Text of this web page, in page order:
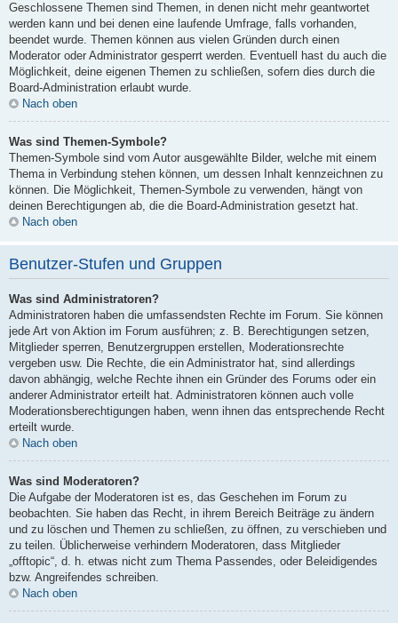
Geschlossene Themen sind Themen, in denen nicht mehr geantwortet
werden kann und bei denen eine laufende Umfrage, falls vorhanden,
beendet wurde. Themen können aus vielen Gründen durch einen
Moderator oder Administrator gesperrt werden. Eventuell hast du auch die
Möglichkeit, deine eigenen Themen zu schließen, sofern dies durch die
Board-Administration erlaubt wurde.
Nach oben
Was sind Themen-Symbole?
Themen-Symbole sind vom Autor ausgewählte Bilder, welche mit einem
Thema in Verbindung stehen können, um dessen Inhalt kennzeichnen zu
können. Die Möglichkeit, Themen-Symbole zu verwenden, hängt von
deinen Berechtigungen ab, die die Board-Administration gesetzt hat.
Nach oben
Benutzer-Stufen und Gruppen
Was sind Administratoren?
Administratoren haben die umfassendsten Rechte im Forum. Sie können
jede Art von Aktion im Forum ausführen; z. B. Berechtigungen setzen,
Mitglieder sperren, Benutzergruppen erstellen, Moderationsrechte
vergeben usw. Die Rechte, die ein Administrator hat, sind allerdings
davon abhängig, welche Rechte ihnen ein Gründer des Forums oder ein
anderer Administrator erteilt hat. Administratoren können auch volle
Moderationsberechtigungen haben, wenn ihnen das entsprechende Recht
erteilt wurde.
Nach oben
Was sind Moderatoren?
Die Aufgabe der Moderatoren ist es, das Geschehen im Forum zu
beobachten. Sie haben das Recht, in ihrem Bereich Beiträge zu ändern
und zu löschen und Themen zu schließen, zu öffnen, zu verschieben und
zu teilen. Üblicherweise verhindern Moderatoren, dass Mitglieder
„offtopic“, d. h. etwas nicht zum Thema Passendes, oder Beleidigendes
bzw. Angreifendes schreiben.
Nach oben